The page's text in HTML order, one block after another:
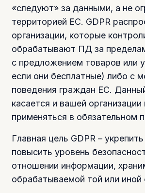
«следуют» за данными, а не
территорией ЕС. GDPR
организации, которые
обрабатывают ПД за
с предложением товаров или
если они бесплатные) либо с
поведения граждан ЕС.
касается и вашей организации
применяться в обязательном
Главная цель GDPR –
повысить уровень
отношении информации,
обрабатываемой той или иной